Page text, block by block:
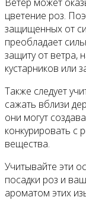
цветение роз.
защищенных от
преобладает
защиту от ветра,
кустарников или
Также следует
сажать вблизи
они могут
конкурировать с
вещества.
Учитывайте эти
посадки роз и
ароматом этих